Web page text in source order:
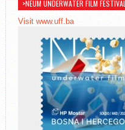
>NEUM UNDERWATER FILM FESTIVAL
Visit www.uff.ba